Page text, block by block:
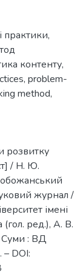
практики,
контенту,
, problem-
method,
розвитку
/ Н. Ю.
журнал /
імені
ред.), А. В.
Суми : ВД
– DOI: